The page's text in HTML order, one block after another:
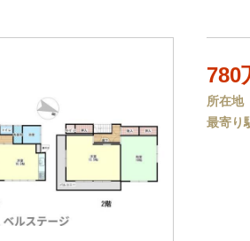
780
所在地
最寄り